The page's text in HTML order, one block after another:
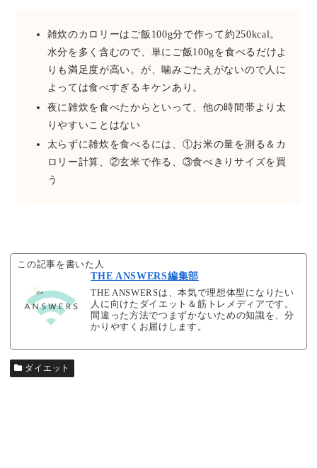
雑炊のカロリーはご飯100g分で作って約250kcal。
水分を多く含むので、単にご飯100gを食べるだけよ
りも満足度が高い。が、噛みごたえがないので人に
よっては食べすぎるキケンあり。
夜に雑炊を食べたからといって、他の時間帯より太
りやすいことはない
太らずに雑炊を食べるには、①お米の量を測る＆カ
ロリー計算、②玄米で作る、③食べきりサイズを買
う
この記事を書いた人
THE ANSWERS編集部
THE ANSWERSは、本気で理想体型になりたい
人に向けたダイエット＆筋トレメディアです。
間違った方法でつまずかないための知識を、分
かりやすくお届けします。
ダイエット